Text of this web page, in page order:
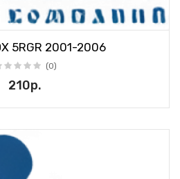
5RGR 2001-2006
(0)
210р.